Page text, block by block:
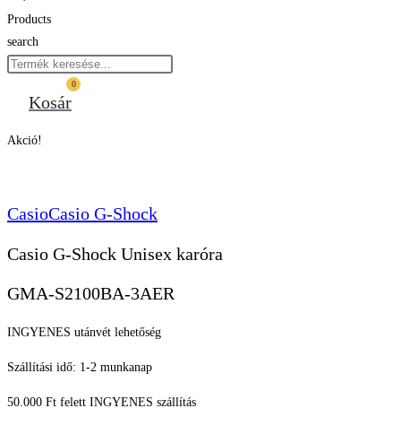
Products
search
0
Kosár
Akció!
CasioCasio G-Shock
Casio G-Shock Unisex karóra
GMA-S2100BA-3AER
INGYENES utánvét lehetőség
Szállítási idő: 1-2 munkanap
50.000 Ft felett INGYENES szállítás